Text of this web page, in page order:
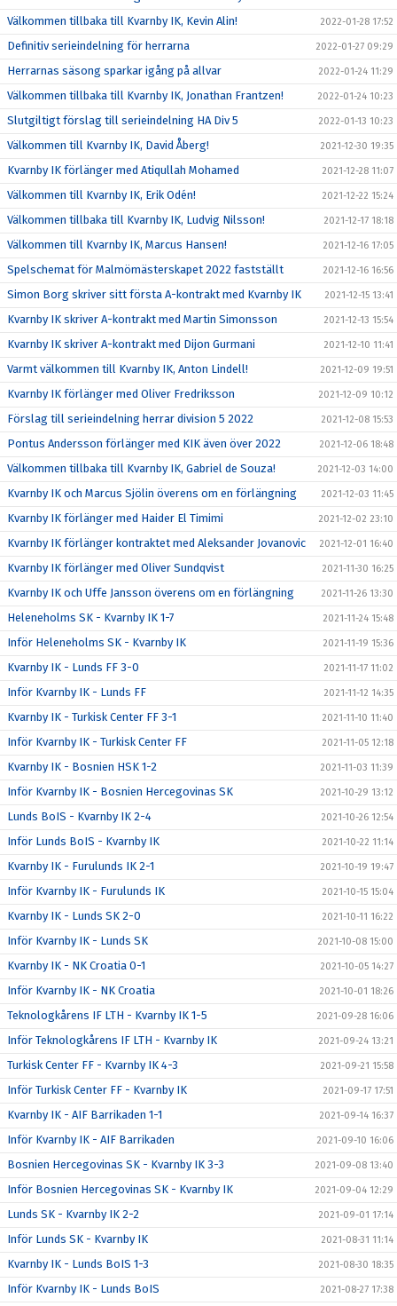
Välkommen tillbaka till Kvarnby IK, Kevin Alin! 2022-01-28 17:52
Definitiv serieindelning för herrarna 2022-01-27 09:29
Herrarnas säsong sparkar igång på allvar 2022-01-24 11:29
Välkommen tillbaka till Kvarnby IK, Jonathan Frantzen! 2022-01-24 10:23
Slutgiltigt förslag till serieindelning HA Div 5 2022-01-13 10:23
Välkommen till Kvarnby IK, David Åberg! 2021-12-30 19:35
Kvarnby IK förlänger med Atiqullah Mohamed 2021-12-28 11:07
Välkommen till Kvarnby IK, Erik Odén! 2021-12-22 15:24
Välkommen tillbaka till Kvarnby IK, Ludvig Nilsson! 2021-12-17 18:18
Välkommen till Kvarnby IK, Marcus Hansen! 2021-12-16 17:05
Spelschemat för Malmömästerskapet 2022 fastställt 2021-12-16 16:56
Simon Borg skriver sitt första A-kontrakt med Kvarnby IK 2021-12-15 13:41
Kvarnby IK skriver A-kontrakt med Martin Simonsson 2021-12-13 15:54
Kvarnby IK skriver A-kontrakt med Dijon Gurmani 2021-12-10 11:41
Varmt välkommen till Kvarnby IK, Anton Lindell! 2021-12-09 19:51
Kvarnby IK förlänger med Oliver Fredriksson 2021-12-09 10:12
Förslag till serieindelning herrar division 5 2022 2021-12-08 15:53
Pontus Andersson förlänger med KIK även över 2022 2021-12-06 18:48
Välkommen tillbaka till Kvarnby IK, Gabriel de Souza! 2021-12-03 14:00
Kvarnby IK och Marcus Sjölin överens om en förlängning 2021-12-03 11:45
Kvarnby IK förlänger med Haider El Timimi 2021-12-02 23:10
Kvarnby IK förlänger kontraktet med Aleksander Jovanovic 2021-12-01 16:40
Kvarnby IK förlänger med Oliver Sundqvist 2021-11-30 16:25
Kvarnby IK och Uffe Jansson överens om en förlängning 2021-11-26 13:30
Heleneholms SK - Kvarnby IK 1-7 2021-11-24 15:48
Inför Heleneholms SK - Kvarnby IK 2021-11-19 15:36
Kvarnby IK - Lunds FF 3-0 2021-11-17 11:02
Inför Kvarnby IK - Lunds FF 2021-11-12 14:35
Kvarnby IK - Turkisk Center FF 3-1 2021-11-10 11:40
Inför Kvarnby IK - Turkisk Center FF 2021-11-05 12:18
Kvarnby IK - Bosnien HSK 1-2 2021-11-03 11:39
Inför Kvarnby IK - Bosnien Hercegovinas SK 2021-10-29 13:12
Lunds BoIS - Kvarnby IK 2-4 2021-10-26 12:54
Inför Lunds BoIS - Kvarnby IK 2021-10-22 11:14
Kvarnby IK - Furulunds IK 2-1 2021-10-19 19:47
Inför Kvarnby IK - Furulunds IK 2021-10-15 15:04
Kvarnby IK - Lunds SK 2-0 2021-10-11 16:22
Inför Kvarnby IK - Lunds SK 2021-10-08 15:00
Kvarnby IK - NK Croatia 0-1 2021-10-05 14:27
Inför Kvarnby IK - NK Croatia 2021-10-01 18:26
Teknologkårens IF LTH - Kvarnby IK 1-5 2021-09-28 16:06
Inför Teknologkårens IF LTH - Kvarnby IK 2021-09-24 13:21
Turkisk Center FF - Kvarnby IK 4-3 2021-09-21 15:58
Inför Turkisk Center FF - Kvarnby IK 2021-09-17 17:51
Kvarnby IK - AIF Barrikaden 1-1 2021-09-14 16:37
Inför Kvarnby IK - AIF Barrikaden 2021-09-10 16:06
Bosnien Hercegovinas SK - Kvarnby IK 3-3 2021-09-08 13:40
Inför Bosnien Hercegovinas SK - Kvarnby IK 2021-09-04 12:29
Lunds SK - Kvarnby IK 2-2 2021-09-01 17:14
Inför Lunds SK - Kvarnby IK 2021-08-31 11:14
Kvarnby IK - Lunds BoIS 1-3 2021-08-30 18:35
Inför Kvarnby IK - Lunds BoIS 2021-08-27 17:38